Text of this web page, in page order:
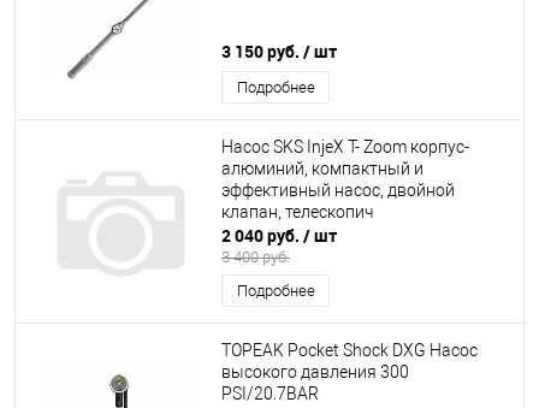
3 150 руб. / шт
Подробнее
Насос SKS InjeX T- Zoom корпус-
алюминий, компактный и
эффективный насос, двойной
клапан, телескопич
2 040 руб. / шт
3 400 руб.
Подробнее
TOPEAK Pocket Shock DXG Насос
высокого давления 300
PSI/20.7BAR